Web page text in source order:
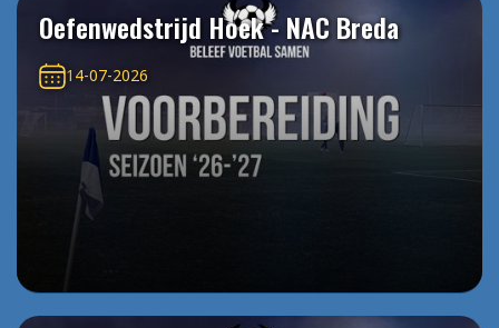
Oefenwedstrijd Hoek - NAC Breda
14-07-2026